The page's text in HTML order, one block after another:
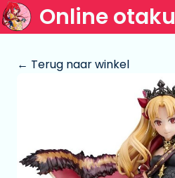
Online otaku
← Terug naar winkel